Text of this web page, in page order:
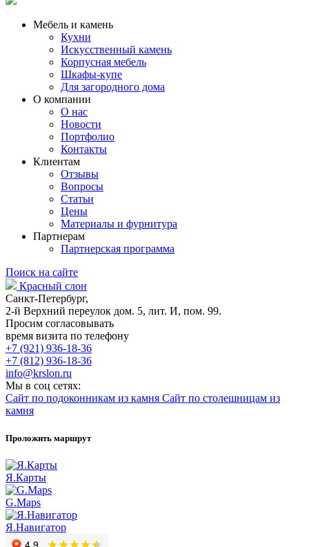
Мебель и камень
Кухни
Искусственный камень
Корпусная мебель
Шкафы-купе
Для загородного дома
О компании
О нас
Новости
Портфолио
Контакты
Клиентам
Отзывы
Вопросы
Статьи
Цены
Материалы и фурнитура
Партнерам
Партнерская программа
Поиск на сайте
Красный слон
Санкт-Петербург,
2-й Верхний переулок дом. 5, лит. И, пом. 99.
Просим согласовывать
время визита по телефону
+7 (921) 936-18-36
+7 (812) 936-18-36
info@krslon.ru
Мы в соц сетях:
Сайт по подоконникам из камня Сайт по столешницам из
камня
Проложить маршрут
Я.Карты
G.Maps
Я.Навигатор